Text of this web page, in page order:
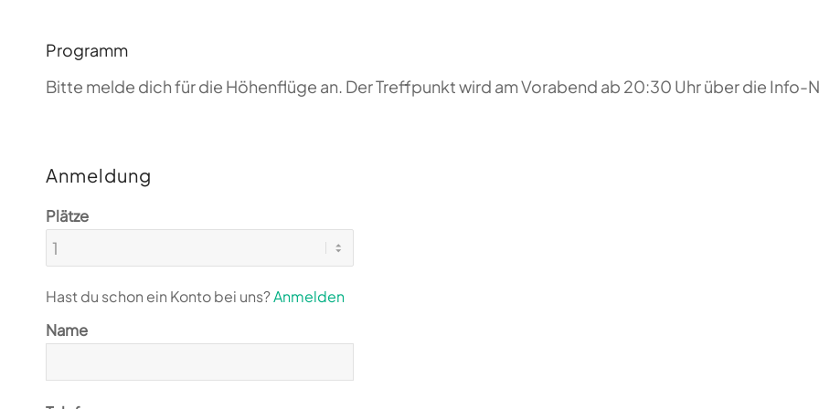
Programm
Bitte melde dich für die Höhenflüge an. Der Treffpunkt wird am Vorabend ab 20:30 Uhr über die Info-
Anmeldung
Plätze
Hast du schon ein Konto bei uns?Anmelden
Name